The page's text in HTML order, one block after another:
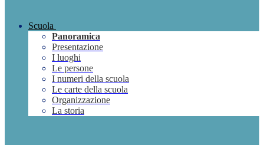
Scuola
Panoramica
Presentazione
I luoghi
Le persone
I numeri della scuola
Le carte della scuola
Organizzazione
La storia